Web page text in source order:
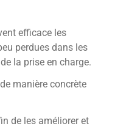
efficace les
perdues dans les
la prise en charge.
manière concrète
de les améliorer et